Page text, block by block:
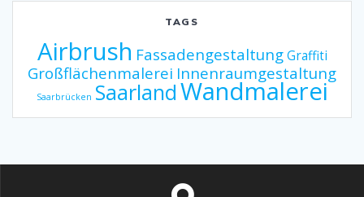
TAGS
Airbrush Fassadengestaltung Graffiti
Großflächenmalerei Innenraumgestaltung
Saarbrücken SaarlandWandmalerei